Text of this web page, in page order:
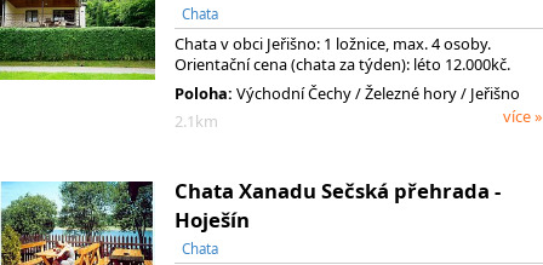
Chata
Chata v obci Jeřišno: 1 ložnice, max. 4 osoby.
Orientační cena (chata za týden): léto 12.000kč.
Poloha: Východní Čechy/ Železné hory/ Jeřišno
2.1km
více »
Chata Xanadu Sečská přehrada -
Hoješín
Chata